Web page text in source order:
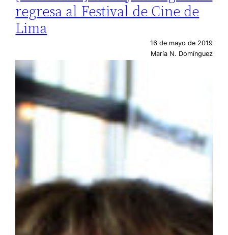
regresa al Festival de Cine de
Lima
16 de mayo de 2019
María N. Domínguez